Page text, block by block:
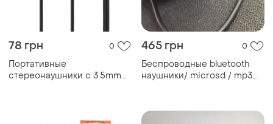
78 грн 0
Портативные
стереонаушники с 3.5mm
465 грн 0
Беспроводные bluetooth
наушники/ microsd / mp3